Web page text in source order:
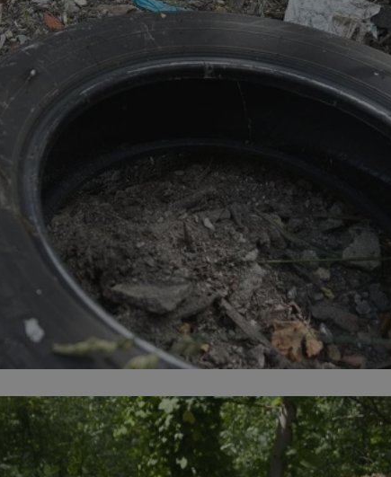
funkcji strony internetowej, takich jak logowanie użytkownika i
korzystać ze strony internetowej.
Ten plik cookie przechowuje identyfikator sesji.
Ten plik cookie przechowuje identyfikator sesji.
Ten plik cookie przechowuje identyfikator sesji.
Ten plik cookie służy do rozróżniania ludzi i botów. Jest
to korzystne dla strony internetowej, ponieważ
umożliwia tworzenie ważnych raportów na temat
korzystania z jej witryny internetowej.
Ten plik cookie służy do rozróżniania ludzi i botów. Jest
to korzystne dla strony internetowej, ponieważ
umożliwia tworzenie ważnych raportów na temat
korzystania z jej witryny internetowej.
Ten plik cookie jest używany przez usługę Cookie-
Script.com do zapamiętywania preferencji dotyczących
zgody użytkownika na pliki cookie. Jest to konieczne,
aby baner cookie Cookie-Script.com działał poprawnie.
Ten plik cookie przechowuje informacje o zgodzie
użytkownika oraz jego preferencjach dotyczących
wybory dotyczące polityki prywatności i ustawień
zgody, zapewniając ich przestrzeganie w kolejnych
wizytach. Dzięki temu użytkownik nie musi ponownie
konfigurować swoich preferencji, co zwiększa wygodę i
zgodność z regulacjami ochrony danych.